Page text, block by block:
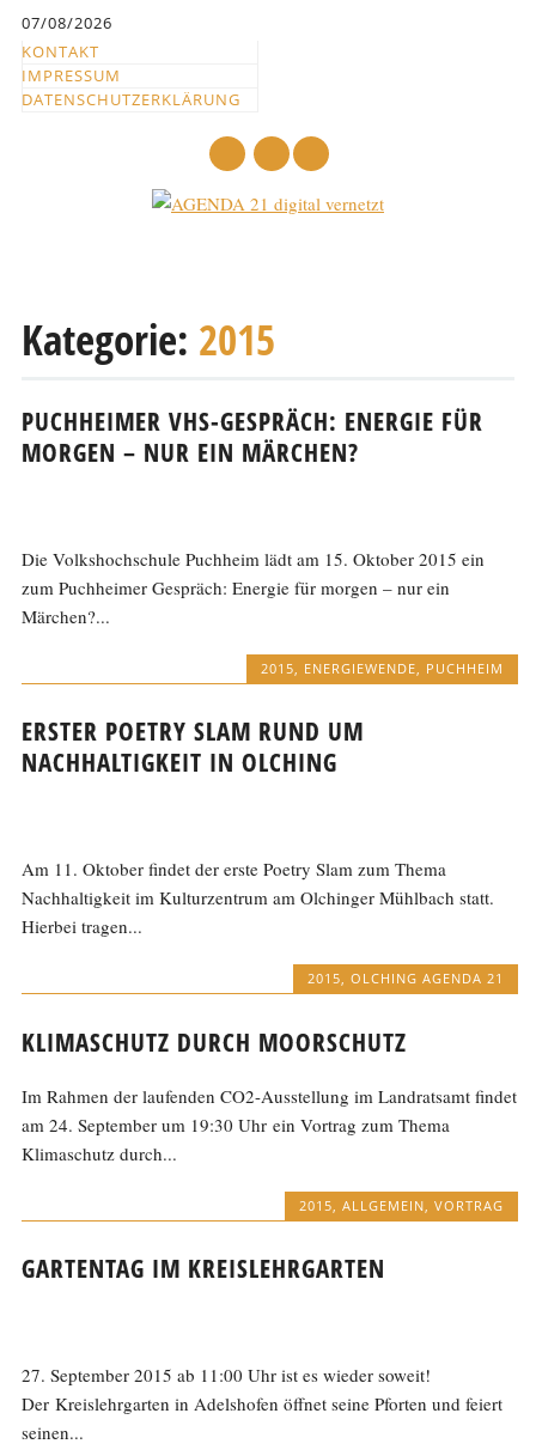
springen
07/08/2026
KONTAKT
IMPRESSUM
DATENSCHUTZERKLÄRUNG
zum
Kategorie: 2015
PUCHHEIMER VHS-GESPRÄCH: ENERGIE FÜR
MORGEN – NUR EIN MÄRCHEN?
Die Volkshochschule Puchheim lädt am 15. Oktober 2015 ein
zum Puchheimer Gespräch: Energie für morgen – nur ein
Märchen?...
2015, ENERGIEWENDE, PUCHHEIM
ERSTER POETRY SLAM RUND UM
NACHHALTIGKEIT IN OLCHING
Am 11. Oktober findet der erste Poetry Slam zum Thema
Nachhaltigkeit im Kulturzentrum am Olchinger Mühlbach statt.
Hierbei tragen...
2015, OLCHING AGENDA 21
KLIMASCHUTZ DURCH MOORSCHUTZ
Im Rahmen der laufenden CO2-Ausstellung im Landratsamt findet
am 24. September um 19:30 Uhr ein Vortrag zum Thema
Klimaschutz durch...
2015 ALLGEMEIN VORTRAG
GARTENTAG IM KREISLEHRGARTEN
27. September 2015 ab 11:00 Uhr ist es wieder soweit!
Der Kreislehrgarten in Adelshofen öffnet seine Pforten und feiert
seinen...